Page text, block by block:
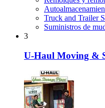
Truck and Trailer
Suministros de
3
U-Haul Moving &